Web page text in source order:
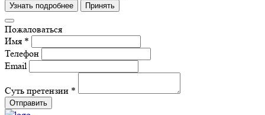
Узнать подробнее Принять
Пожаловаться
Имя *
Телефон
Email
Суть претензии *
Отправить